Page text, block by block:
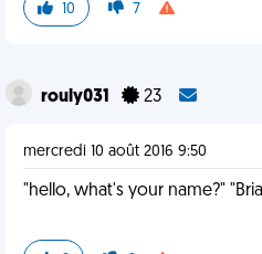
10 7
rouly031 23
mercredi 10 août 2016 9:50
"hello, what's your name?"